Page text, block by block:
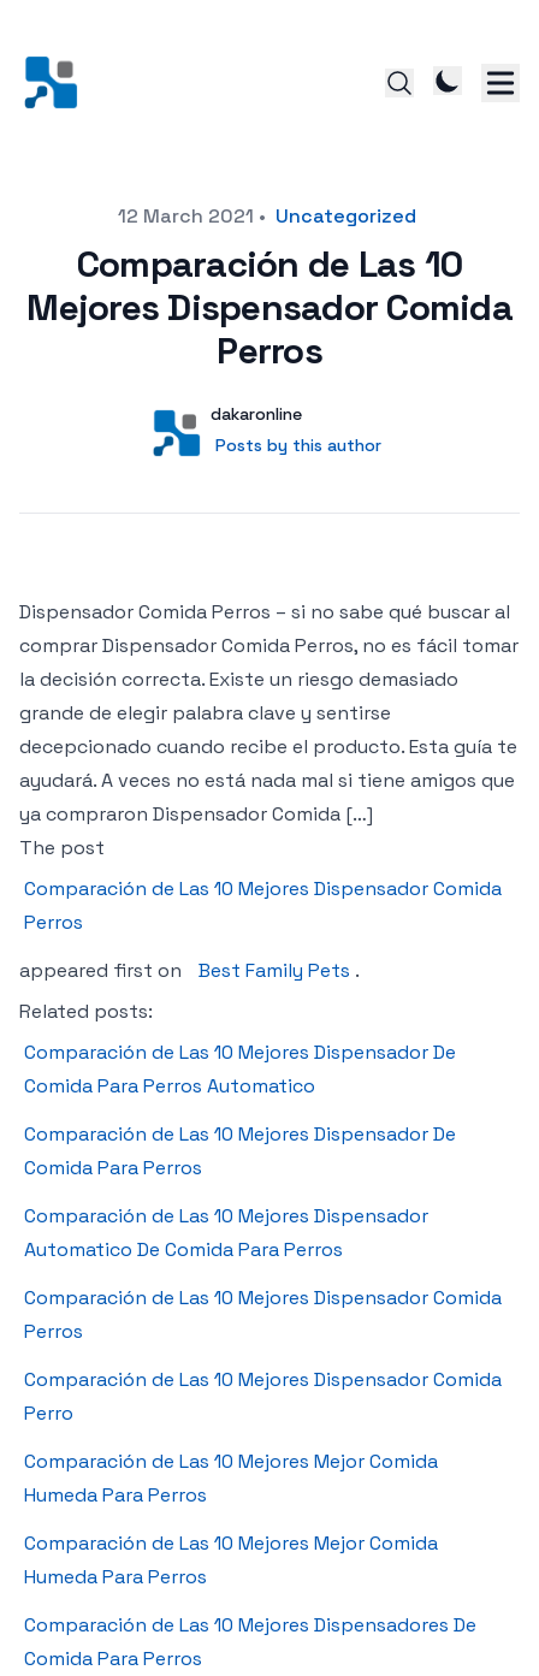
12 March 2021 • Uncategorized
Comparación de Las 10
Mejores Dispensador Comida
Perros
User
dakaronline
Posts by this author
Posts by this author
Dispensador Comida Perros – si no sabe qué buscar al
comprar Dispensador Comida Perros, no es fácil tomar
la decisión correcta. Existe un riesgo demasiado
grande de elegir palabra clave y sentirse
decepcionado cuando recibe el producto. Esta guía te
ayudará. A veces no está nada mal si tiene amigos que
ya compraron Dispensador Comida […]
The post
Comparación de Las 10 Mejores Dispensador Comida
Perros
appeared first on
Best Family Pets .
Related posts:
Comparación de Las 10 Mejores Dispensador De
Comida Para Perros Automatico
Comparación de Las 10 Mejores Dispensador De
Comida Para Perros
Comparación de Las 10 Mejores Dispensador
Automatico De Comida Para Perros
Comparación de Las 10 Mejores Dispensador Comida
Perros
Comparación de Las 10 Mejores Dispensador Comida
Perro
Comparación de Las 10 Mejores Mejor Comida
Humeda Para Perros
Comparación de Las 10 Mejores Mejor Comida
Humeda Para Perros
Comparación de Las 10 Mejores Dispensadores De
Comida Para Perros